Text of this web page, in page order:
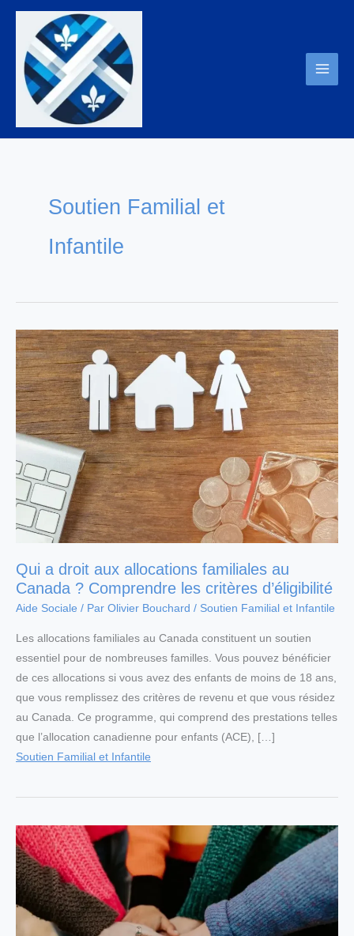
Aller
contenu
Soutien Familial et
Infantile
Qui a droit aux allocations familiales au
Canada ? Comprendre les critères d’éligibilité
Aide Sociale / Par Olivier Bouchard / Soutien Familial et Infantile
Les allocations familiales au Canada constituent un soutien
essentiel pour de nombreuses familles. Vous pouvez bénéficier
de ces allocations si vous avez des enfants de moins de 18 ans,
que vous remplissez des critères de revenu et que vous résidez
au Canada. Ce programme, qui comprend des prestations telles
que l’allocation canadienne pour enfants (ACE), […]
Soutien Familial et Infantile